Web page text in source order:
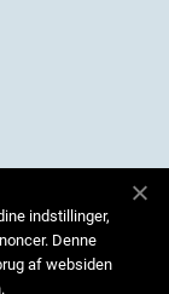
indstillinger,
Denne
af websiden